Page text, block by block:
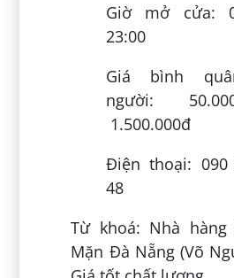
Giờ mở cửa:
23:00
Giá bình
người:
1.500.000đ
Điện thoại: 090
48
Từ khoá: Nhà
Mặn Đà Nẵng (Võ